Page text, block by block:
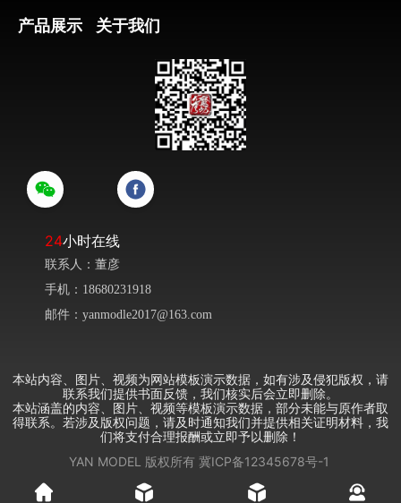
产品展示 关于我们
24小时在线
联系人：董彦
手机：18680231918
邮件：yanmodle2017@163.com
本站内容、图片、视频为网站模板演示数据，如有涉及侵犯版权，请
联系我们提供书面反馈，我们核实后会立即删除。
本站涵盖的内容、图片、视频等模板演示数据，部分未能与原作者取
得联系。若涉及版权问题，请及时通知我们并提供相关证明材料，我
们将支付合理报酬或立即予以删除！
YAN MODEL 版权所有 冀ICP备12345678号-1